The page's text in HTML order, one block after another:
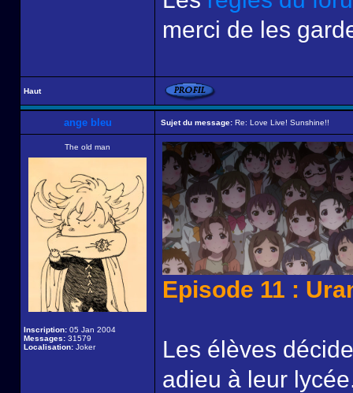
merci de les
Haut
ange bleu Sujet du message: Re: Love Live! Sunshine!!
The old man
Inscription: 05 Jan 2004
Messages: 31579
Localisation: Joker
Episode 11 :
Les élèves
adieu à leur